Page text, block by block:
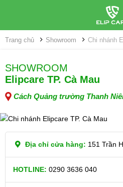
Trang chủ Showroom Chi nhánh
SHOWROOM
Elipcare TP. Cà Mau
Cách Quảng trường Thanh
Địa chỉ cửa hàng: 151 Trần
HOTLINE: 0290 3636 040